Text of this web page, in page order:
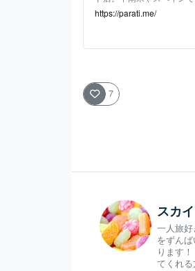
ドエンパナーダ、スイーツ
https://parati.me/
7
スカイ
一人旅
をずん
ります
てくれ